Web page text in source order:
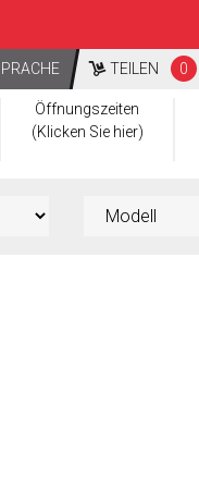
TEILEN 0
Öffnungszeiten
(Klicken Sie hier)